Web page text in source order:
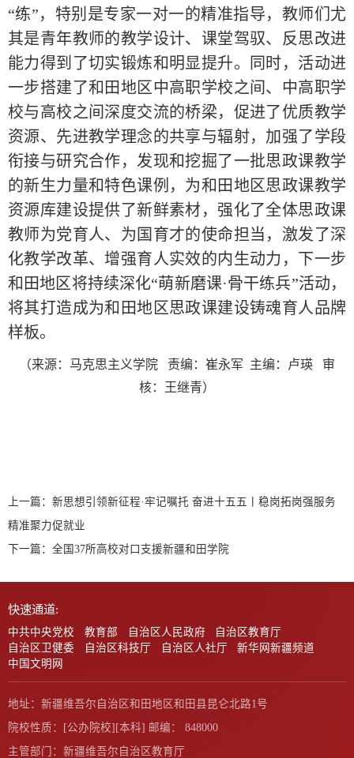
“练”，特别是专家一对一的精准指导，教师们尤
其是青年教师的教学设计、课堂驾驭、反思改进
能力得到了切实锻炼和明显提升。同时，活动进
一步搭建了和田地区中高职学校之间、中高职学
校与高校之间深度交流的桥梁，促进了优质教学
资源、先进教学理念的共享与辐射，加强了学段
衔接与研究合作，发现和挖掘了一批思政课教学
的新生力量和特色课例，为和田地区思政课教学
资源库建设提供了新鲜素材，强化了全体思政课
教师为党育人、为国育才的使命担当，激发了深
化教学改革、增强育人实效的内生动力，下一步
和田地区将持续深化“萌新磨课·骨干练兵”活动，
将其打造成为和田地区思政课建设铸魂育人品牌
样板。
（来源：马克思主义学院
责编：崔永军 主编：卢瑛 审
核：王继青）
上一篇： 新思想引领新征程·牢记嘱托 奋进十五五丨稳岗拓岗强服务
精准聚力促就业
下一篇： 全国37所高校对口支援新疆和田学院
快速通道:
中共中央党校 教育部 自治区人民政府
自治区教育厅
自治区卫健委
自治区科技厅 自治区人社厅
新华网新疆频道
中国文明网
地址：新疆维吾尔自治区和田地区和田县昆仑北路1号
院校性质：[公办院校][本科] 邮编： 848000
主管部门：新疆维吾尔自治区教育厅